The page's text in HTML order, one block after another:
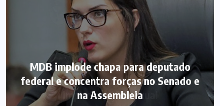
MDB implode chapa para deputado
federal e concentra forças no Senado e
na Assembleia